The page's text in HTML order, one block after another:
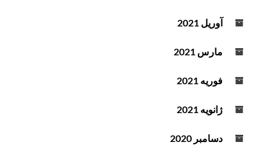
آوریل 2021
مارس 2021
فوریه 2021
ژانویه 2021
دسامبر 2020